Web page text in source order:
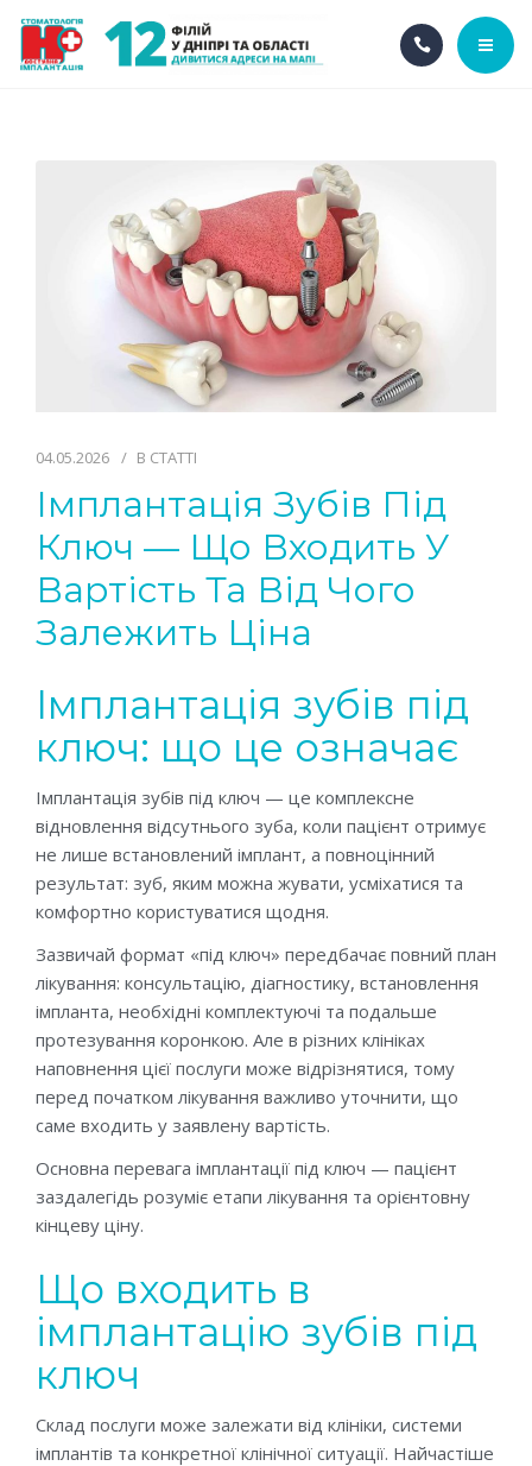
НАШІ ПОСЛУГИ
НАШІ ФІЛІЇ
04.05.2026 В СТАТТІ
Імплантація Зубів Під
Ключ — Що Входить У
Вартість Та Від Чого
Залежить Ціна
Імплантація зубів під
ключ: що це означає
Імплантація зубів під ключ — це комплексне
відновлення відсутнього зуба, коли пацієнт отримує
не лише встановлений імплант, а повноцінний
результат: зуб, яким можна жувати, усміхатися та
комфортно користуватися щодня.
Зазвичай формат «під ключ» передбачає повний план
лікування: консультацію, діагностику, встановлення
імпланта, необхідні комплектуючі та подальше
протезування коронкою. Але в різних клініках
наповнення цієї послуги може відрізнятися, тому
перед початком лікування важливо уточнити, що
саме входить у заявлену вартість.
Основна перевага імплантації під ключ — пацієнт
заздалегідь розуміє етапи лікування та орієнтовну
кінцеву ціну.
Що входить в
імплантацію зубів під
ключ
Склад послуги може залежати від клініки, системи
імплантів та конкретної клінічної ситуації. Найчастіше